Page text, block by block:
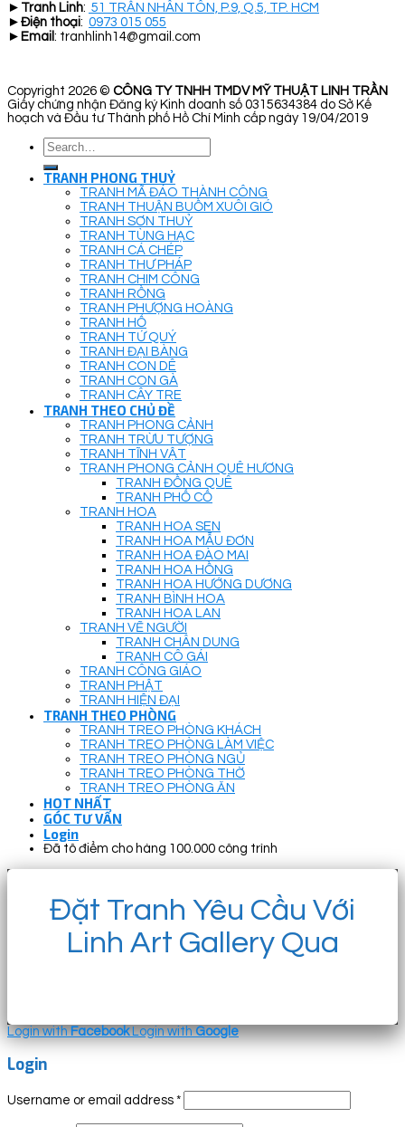
► Tranh Linh: 51 TRẦN NHÂN TÔN, P.9, Q.5, TP. HCM
► Điện thoại: 0973 015 055
► Email : tranhlinh14@gmail.com
Copyright 2026 © CÔNG TY TNHH TMDV MỸ THUẬT LINH TRẦN
Giấy chứng nhận Đăng ký Kinh doanh số 0315634384 do Sở Kế
hoạch và Đầu tư Thành phố Hồ Chí Minh cấp ngày 19/04/2019
Search
for:
TRANH PHONG THUỶ
TRANH MÃ ĐÁO THÀNH CÔNG
TRANH THUẬN BUỒM XUÔI GIÓ
TRANH SƠN THUỶ
TRANH TÙNG HẠC
TRANH CÁ CHÉP
TRANH THƯ PHÁP
TRANH CHIM CÔNG
TRANH RỒNG
TRANH PHƯỢNG HOÀNG
TRANH HỔ
TRANH TỨ QUÝ
TRANH ĐẠI BÀNG
TRANH CON DÊ
TRANH CON GÀ
TRANH CÂY TRE
TRANH THEO CHỦ ĐỀ
TRANH PHONG CẢNH
TRANH TRỪU TƯỢNG
TRANH TĨNH VẬT
TRANH PHONG CẢNH QUÊ HƯƠNG
TRANH ĐỒNG QUÊ
TRANH PHỐ CỔ
TRANH HOA
TRANH HOA SEN
TRANH HOA MẪU ĐƠN
TRANH HOA ĐÀO MAI
TRANH HOA HỒNG
TRANH HOA HƯỚNG DƯƠNG
TRANH BÌNH HOA
TRANH HOA LAN
TRANH VẼ NGƯỜI
TRANH CHÂN DUNG
TRANH CÔ GÁI
TRANH CÔNG GIÁO
TRANH PHẬT
TRANH HIỆN ĐẠI
TRANH THEO PHÒNG
TRANH TREO PHÒNG KHÁCH
TRANH TREO PHÒNG LÀM VIỆC
TRANH TREO PHÒNG NGỦ
TRANH TREO PHÒNG THỜ
TRANH TREO PHÒNG ĂN
HOT NHẤT
GÓC TƯ VẤN
Login
Đã tô điểm cho hàng 100.000 công trình
Đặt Tranh Yêu Cầu Với
Linh Art Gallery Qua
Login withFacebook Login withGoogle
Login
Username or email address *